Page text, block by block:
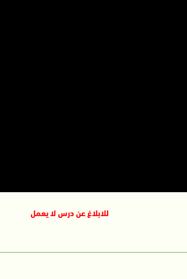
للابلاغ عن درس لا يعمل